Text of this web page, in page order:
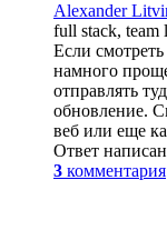
Alexander
full stack, team
Если
намного
отправлять
обновление.
веб или еще
Ответ написан
3 комментария